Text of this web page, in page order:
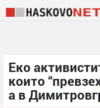
Еко
които
а в